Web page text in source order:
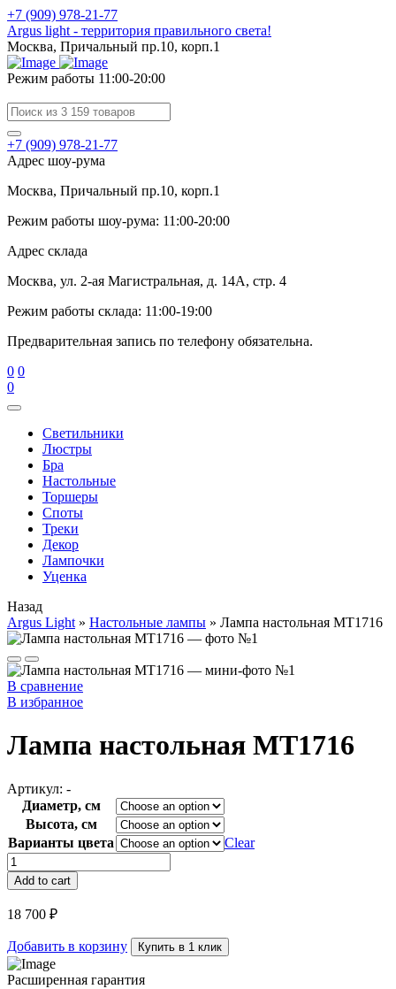
+7 (909) 978-21-77
Argus light - территория правильного света!
Москва, Причальный пр.10, корп.1
Режим работы 11:00-20:00
+7 (909) 978-21-77
Адрес шоу-рума
Москва, Причальный пр.10, корп.1
Режим работы шоу-рума: 11:00-20:00
Адрес склада
Москва, ул. 2-ая Магистральная, д. 14А, стр. 4
Режим работы склада: 11:00-19:00
Предварительная запись по телефону обязательна.
0 0
0
Cветильники
Люстры
Бра
Настольные
Торшеры
Споты
Треки
Декор
Лампочки
Уценка
Назад
Argus Light » Настольные лампы » Лампа настольная MT1716
В сравнение
В избранное
Лампа настольная MT1716
Артикул: -
Диаметр, см
Высота, см
Варианты цвета
Clear
Лампа
настольная
MT1716
quantity
Add to cart
18 700 ₽
Добавить в корзину Купить в 1 клик
Расширенная гарантия